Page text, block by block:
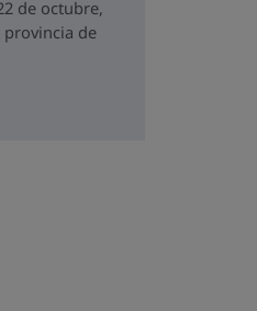
de octubre,
provincia de